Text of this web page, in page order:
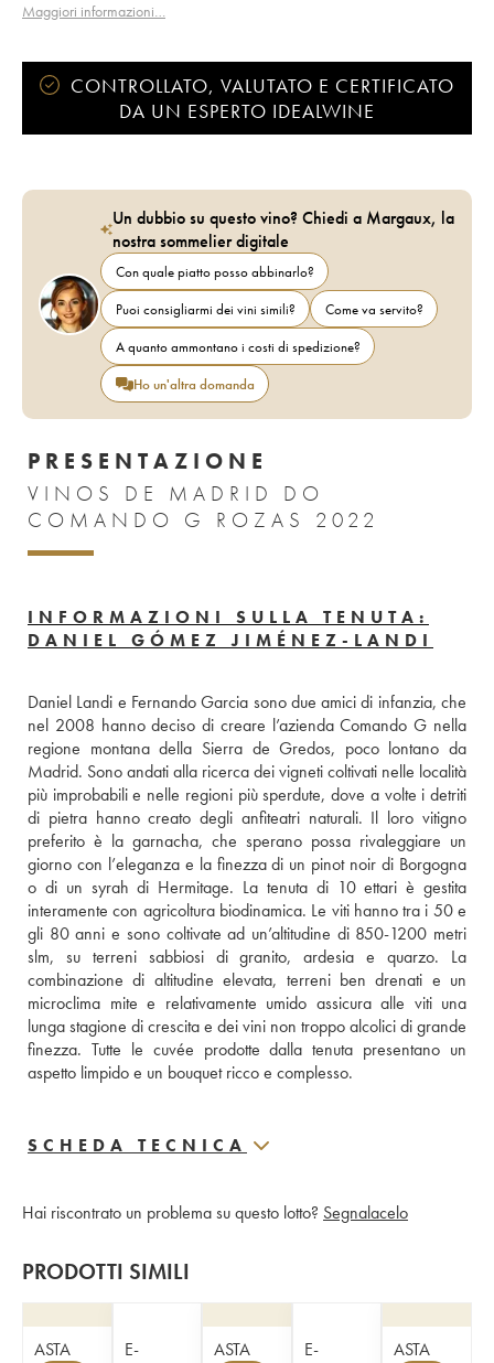
Maggiori informazioni…
CONTROLLATO, VALUTATO E CERTIFICATO
DA UN ESPERTO IDEALWINE
Un dubbio su questo vino? Chiedi a Margaux, la
nostra sommelier digitale
Con quale piatto posso abbinarlo?
Puoi consigliarmi dei vini simili?
Come va servito?
A quanto ammontano i costi di spedizione?
Ho un'altra domanda
PRESENTAZIONE
VINOS DE MADRID DO
COMANDO G ROZAS 2022
INFORMAZIONI SULLA TENUTA:
DANIEL GÓMEZ JIMÉNEZ-LANDI
Daniel Landi e Fernando Garcia sono due amici di infanzia, che
nel 2008 hanno deciso di creare l’azienda Comando G nella
regione montana della Sierra de Gredos, poco lontano da
Madrid. Sono andati alla ricerca dei vigneti coltivati nelle località
più improbabili e nelle regioni più sperdute, dove a volte i detriti
di pietra hanno creato degli anfiteatri naturali. Il loro vitigno
preferito è la garnacha, che sperano possa rivaleggiare un
giorno con l’eleganza e la finezza di un pinot noir di Borgogna
o di un syrah di Hermitage. La tenuta di 10 ettari è gestita
interamente con agricoltura biodinamica. Le viti hanno tra i 50 e
gli 80 anni e sono coltivate ad un’altitudine di 850-1200 metri
slm, su terreni sabbiosi di granito, ardesia e quarzo. La
combinazione di altitudine elevata, terreni ben drenati e un
microclima mite e relativamente umido assicura alle viti una
lunga stagione di crescita e dei vini non troppo alcolici di grande
finezza. Tutte le cuvée prodotte dalla tenuta presentano un
aspetto limpido e un bouquet ricco e complesso.
SCHEDA TECNICA
Hai riscontrato un problema su questo lotto? Segnalacelo
PRODOTTI SIMILI
ASTA
E-
ASTA
E-
ASTA